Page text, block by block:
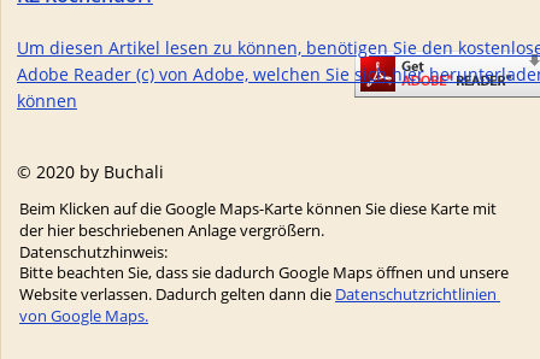
Beim Klicken auf die Google Maps-Karte können Sie diese Karte mit
der hier beschriebenen Anlage vergrößern.
Datenschutzhinweis:
Bitte beachten Sie, dass sie dadurch Google Maps öffnen und unsere
Website verlassen. Dadurch gelten dann die Datenschutzrichtlinien
von Google Maps.
Um diesen Artikel lesen zu können, benötigen Sie den
Adobe Reader (c) von Adobe, welchen Sie sich hier
können
© 2020 by Buchali